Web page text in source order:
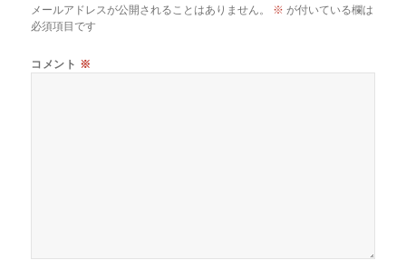
メールアドレスが公開されることはありません。 ※ が付いている欄は
必須項目です
コメント ※